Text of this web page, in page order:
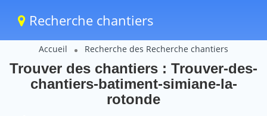
Recherche chantiers
Accueil Recherche des Recherche chantiers
Trouver des chantiers : Trouver-des-
chantiers-batiment-simiane-la-
rotonde